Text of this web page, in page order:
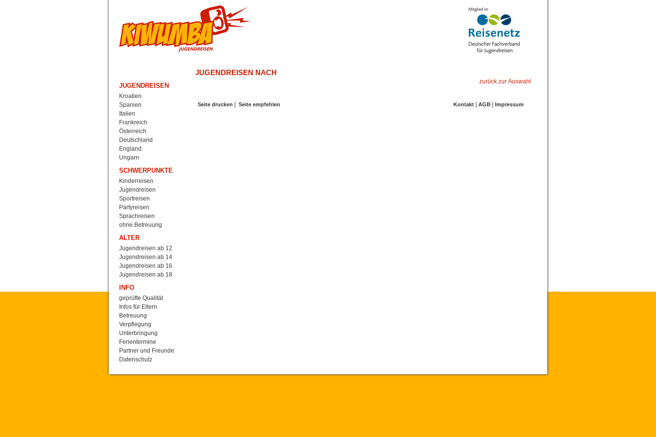
JUGENDREISEN
Kroatien
Spanien
Italien
Frankreich
Österreich
Deutschland
England
Ungarn
SCHWERPUNKTE
Kinderreisen
Jugendreisen
Sportreisen
Partyreisen
Sprachreisen
ohne Betreuung
ALTER
Jugendreisen ab 12
Jugendreisen ab 14
Jugendreisen ab 16
Jugendreisen ab 18
INFO
geprüfte Qualität
Infos für Eltern
Betreuung
Verpflegung
Unterbringung
Ferientermine
Partner und Freunde
Datenschutz
JUGENDREISEN NACH
zurück zur Auswahl
Seite drucken Seite empfehlen Kontakt AGB Impressum